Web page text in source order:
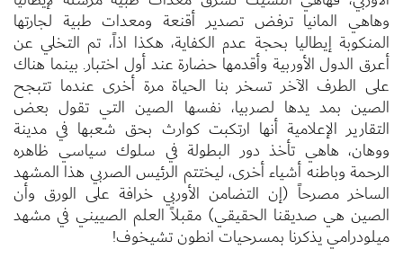
وهاهي المانيا ترفض تصدير أقنعة ومعدات طبية لجارتها
المنكوبة إيطاليا بحجة عدم الكفاية، هكذا اذاً، تم التخلي عن
أعرق الدول الأوربية وأقدمها حضارة عند أول اختبار. بينما هناك
على الطرف الآخر تسخر بنا الحياة مرة أخرى عندما تتبجح
الصين بمد يدها لصربيا، نفسها الصين التي تقول بعض
التقارير الإعلامية أنها ارتكبت كوارث بحق شعبها في مدينة
ووهان، هاهي تأخذ دور البطولة في سلوك سياسي ظاهره
الرحمة وباطنه أشياء أخرى، ليختتم الرئيس الصربي هذا المشهد
الساخر مصرحاً (إن التضامن الأوربي خرافة على الورق وأن
الصين هي صديقنا الحقيقي) مقبلاً العلم الصييني في مشهد
ميلودرامي يذكرنا بمسرحيات انطون تشيخوف!